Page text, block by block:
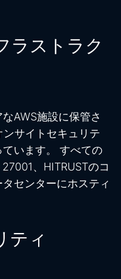
ラストラク
AWS施設に保管さ
サイトセキュリテ
います。 すべての
、HITRUSTのコ
センターにホスティ
ティ